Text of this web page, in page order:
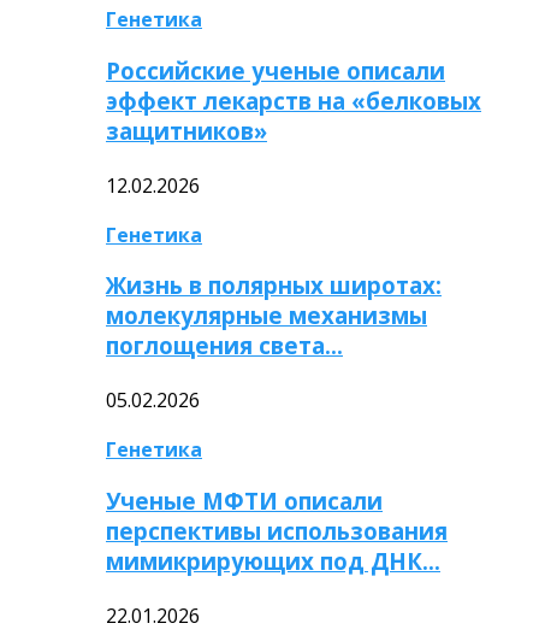
Генетика
Российские ученые описали
эффект лекарств на «белковых
защитников»
12.02.2026
Генетика
Жизнь в полярных широтах:
молекулярные механизмы
поглощения света…
05.02.2026
Генетика
Ученые МФТИ описали
перспективы использования
мимикрирующих под ДНК…
22.01.2026